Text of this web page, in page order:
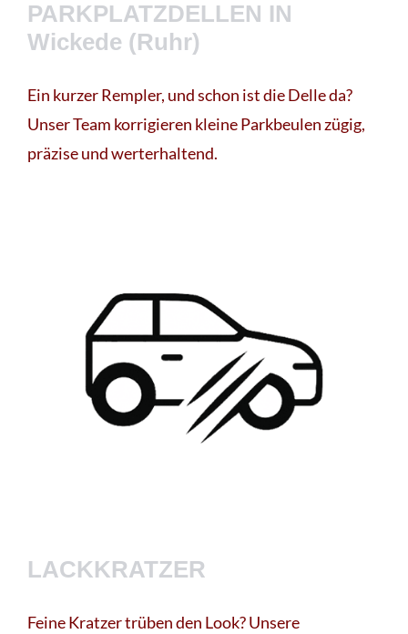
PARKPLATZDELLEN IN
Wickede (Ruhr)
Ein kurzer Rempler, und schon ist die Delle da?
Unser Team korrigieren kleine Parkbeulen zügig,
präzise und werterhaltend.
LACKKRATZER
Feine Kratzer trüben den Look? Unsere